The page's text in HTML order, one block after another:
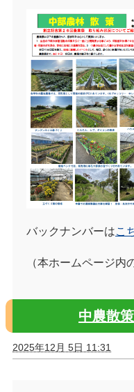
バックナンバーはこ
（本ホームページ内
中農散
2025年12月 5日 11:31